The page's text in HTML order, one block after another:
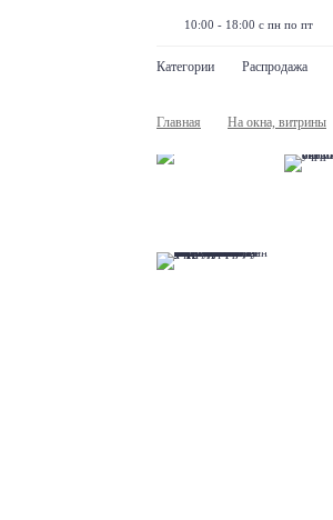
10:00 - 18:00 с пн по пт
Категории Распродажа
Главная На окна, витрины